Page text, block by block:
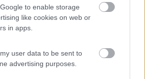
to enable storage
like cookies on web or
in apps.
user data to be sent to
advertising purposes.